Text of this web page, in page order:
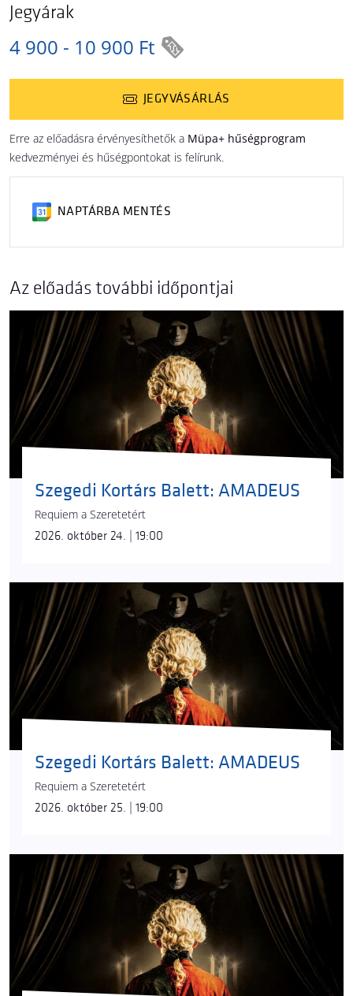
Jegyárak
4 900 - 10 900 Ft
JEGYVÁSÁRLÁS
Erre az előadásra érvényesíthetők a Müpa+ hűségprogram
kedvezményei és hűségpontokat is felírunk.
NAPTÁRBA MENTÉS
Az előadás további időpontjai
Szegedi Kortárs Balett: AMADEUS
Requiem a Szeretetért
2026. október 24. | 19:00
Szegedi Kortárs Balett: AMADEUS
Requiem a Szeretetért
2026. október 25. | 19:00